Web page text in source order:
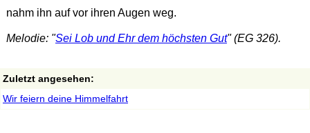
nahm ihn auf vor ihren Augen weg.
Melodie: "Sei Lob und Ehr dem höchsten Gut" (EG 326).
Zuletzt angesehen:
Wir feiern deine Himmelfahrt